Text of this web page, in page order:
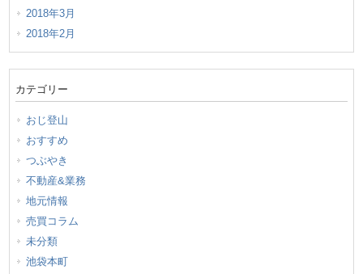
2018年3月
2018年2月
カテゴリー
おじ登山
おすすめ
つぶやき
不動産&業務
地元情報
売買コラム
未分類
池袋本町